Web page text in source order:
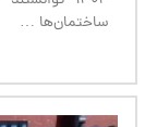
ساختمان‌ها …